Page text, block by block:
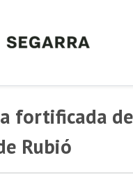
fortificada
Rubió